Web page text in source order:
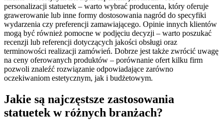
personalizacji statuetek – warto wybrać producenta, który oferuje
grawerowanie lub inne formy dostosowania nagród do specyfiki
wydarzenia czy preferencji zamawiającego. Opinie innych klientów
mogą być również pomocne w podjęciu decyzji – warto poszukać
recenzji lub referencji dotyczących jakości obsługi oraz
terminowości realizacji zamówień. Dobrze jest także zwrócić uwagę
na ceny oferowanych produktów – porównanie ofert kilku firm
pozwoli znaleźć rozwiązanie odpowiadające zarówno
oczekiwaniom estetycznym, jak i budżetowym.
Jakie są najczęstsze zastosowania
statuetek w różnych branżach?